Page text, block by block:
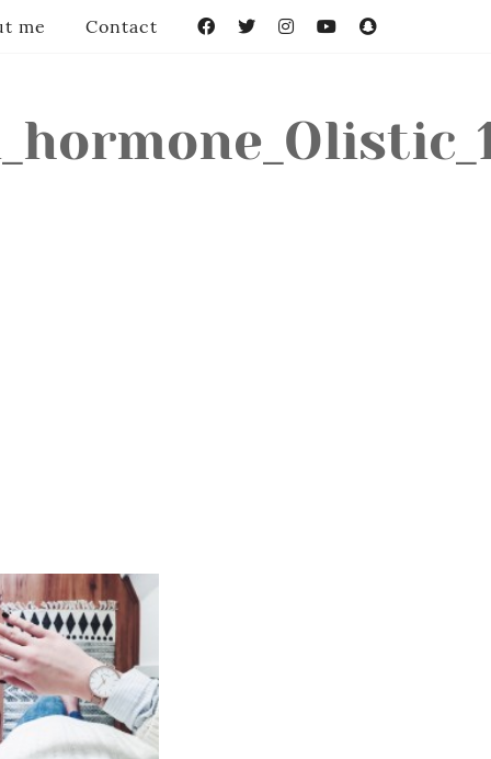
me Contact FacebookTwitterInstagramYouTube